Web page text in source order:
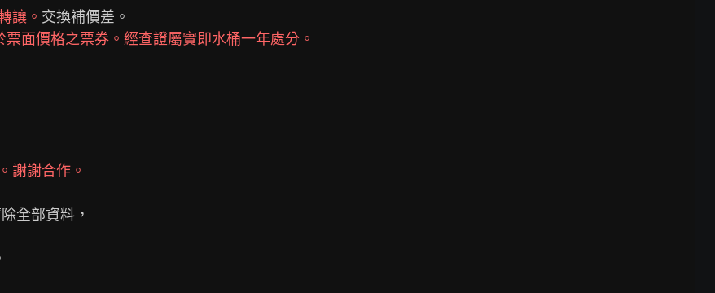
讓。 交換補價差。
面價格之票券。經查證屬實即水桶一年處分。
謝謝合作。
全部資料，